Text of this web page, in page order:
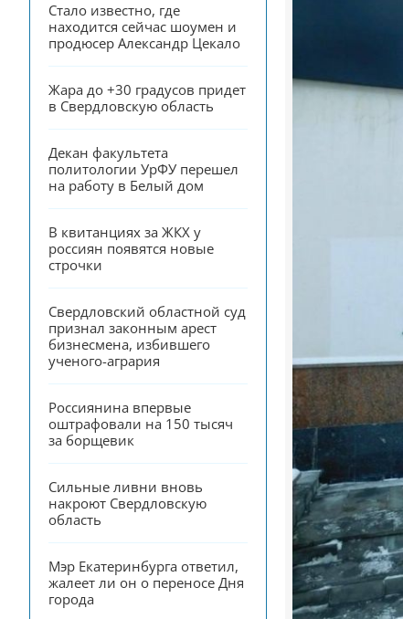
Стало известно, где
находится сейчас шоумен и
продюсер Александр Цекало
Жара до +30 градусов придет
в Свердловскую область
Декан факультета
политологии УрФУ перешел
на работу в Белый дом
В квитанциях за ЖКХ у
россиян появятся новые
строчки
Свердловский областной суд
признал законным арест
бизнесмена, избившего
ученого-агрария
Россиянина впервые
оштрафовали на 150 тысяч
за борщевик
Сильные ливни вновь
накроют Свердловскую
область
Мэр Екатеринбурга ответил,
жалеет ли он о переносе Дня
города